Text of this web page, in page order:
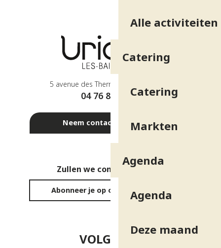
Alle activiteiten
Catering
Catering
Markten
Agenda
Agenda
Deze maand
5 avenue des Thermes - 38410 Uriage
04 76 89 10 27
Neem contact met ons op
Zullen we contact houden?
Abonneer je op onze nieuwsbrief
VOLG ONS!